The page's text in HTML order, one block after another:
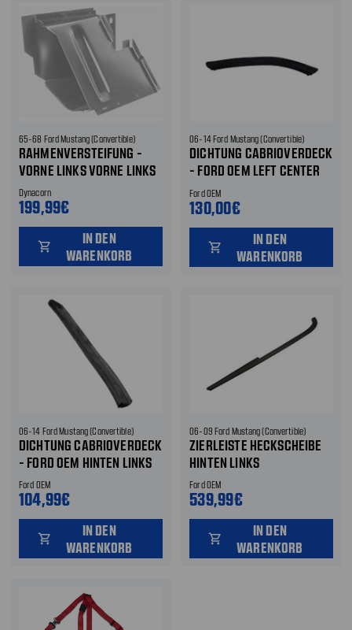
65-68 Ford Mustang (Convertible)
RAHMENVERSTEIFUNG -
VORNE LINKS VORNE LINKS
Dynacorn
199,99€
shopping_cart
IN DEN
WARENKORB
06-14 Ford Mustang (Convertible)
DICHTUNG CABRIOVERDECK
- FORD OEM LEFT CENTER
AND RIGHT CENTER
Ford OEM
130,00€
shopping_cart
IN DEN
WARENKORB
06-14 Ford Mustang (Convertible)
DICHTUNG CABRIOVERDECK
- FORD OEM HINTEN LINKS
Ford OEM
104,99€
shopping_cart
IN DEN
WARENKORB
06-09 Ford Mustang (Convertible)
ZIERLEISTE HECKSCHEIBE
HINTEN LINKS
Ford OEM
539,99€
shopping_cart
IN DEN
WARENKORB